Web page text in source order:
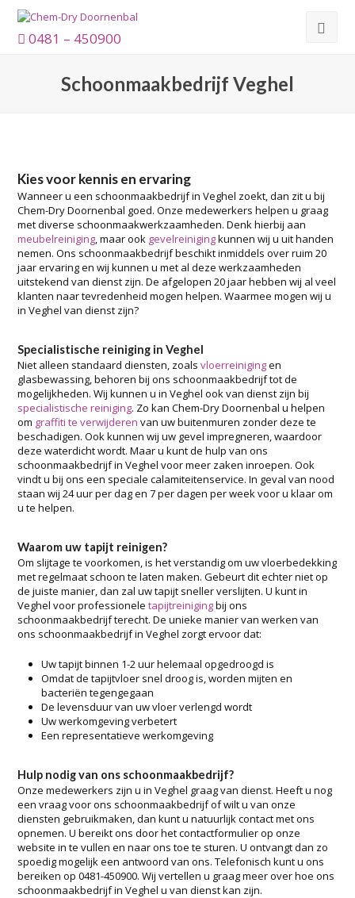
0481 – 450900
Schoonmaakbedrijf Veghel
Kies voor kennis en ervaring
Wanneer u een schoonmaakbedrijf in Veghel zoekt, dan zit u bij
Chem-Dry Doornenbal goed. Onze medewerkers helpen u graag
met diverse schoonmaakwerkzaamheden. Denk hierbij aan
meubelreiniging, maar ook gevelreinigingkunnen wij u uit handen
nemen. Ons schoonmaakbedrijf beschikt inmiddels over ruim 20
jaar ervaring en wij kunnen u met al deze werkzaamheden
uitstekend van dienst zijn. De afgelopen 20 jaar hebben wij al veel
klanten naar tevredenheid mogen helpen. Waarmee mogen wij u
in Veghel van dienst zijn?
Specialistische reiniging in Veghel
Niet alleen standaard diensten, zoalsvloerreinigingen
glasbewassing, behoren bij ons schoonmaakbedrijf tot de
mogelijkheden. Wij kunnen u in Veghel ook van dienst zijn bij
specialistische reiniging. Zo kan Chem-Dry Doornenbal u helpen
om graffiti te verwijderen van uw buitenmuren zonder deze te
beschadigen. Ook kunnen wij uw gevel impregneren, waardoor
deze waterdicht wordt. Maar u kunt de hulp van ons
schoonmaakbedrijf in Veghel voor meer zaken inroepen. Ook
vindt u bij ons een speciale calamiteitenservice. In geval van nood
staan wij 24 uur per dag en 7 per dagen per week voor u klaar om
u te helpen.
Waarom uw tapijt reinigen?
Om slijtage te voorkomen, is het verstandig om uw vloerbedekking
met regelmaat schoon te laten maken. Gebeurt dit echter niet op
de juiste manier, dan zal uw tapijt sneller verslijten. U kunt in
Veghel voor professioneletapijtreinigingbij ons
schoonmaakbedrijf terecht. De unieke manier van werken van
ons schoonmaakbedrijf in Veghel zorgt ervoor dat:
Uw tapijt binnen 1-2 uur helemaal opgedroogd is
Omdat de tapijtvloer snel droog is, worden mijten en
bacteriën tegengegaan
De levensduur van uw vloer verlengd wordt
Uw werkomgeving verbetert
Een representatieve werkomgeving
Hulp nodig van ons schoonmaakbedrijf?
Onze medewerkers zijn u in Veghel graag van dienst. Heeft u nog
een vraag voor ons schoonmaakbedrijf of wilt u van onze
diensten gebruikmaken, dan kunt u natuurlijk contact met ons
opnemen. U bereikt ons door het contactformulier op onze
website in te vullen en naar ons toe te sturen. U ontvangt dan zo
spoedig mogelijk een antwoord van ons. Telefonisch kunt u ons
bereiken op 0481-450900. Wij vertellen u graag meer over hoe ons
schoonmaakbedrijf in Veghel u van dienst kan zijn.